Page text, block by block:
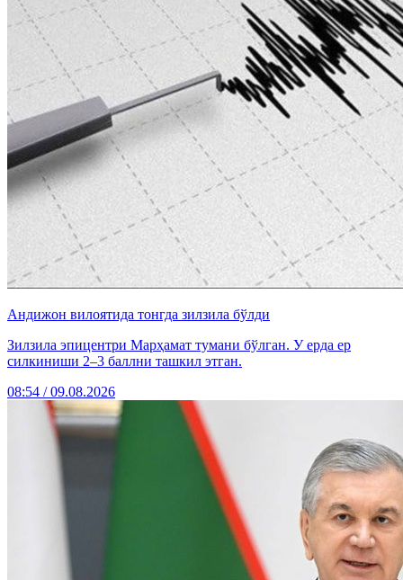
Андижон вилоятида тонгда зилзила бўлди
Зилзила эпицентри Марҳамат тумани бўлган. У ерда ер
силкиниши 2–3 баллни ташкил этган.
08:54 / 09.08.2026